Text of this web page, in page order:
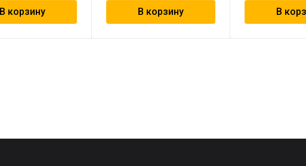
В корзину В корзину В